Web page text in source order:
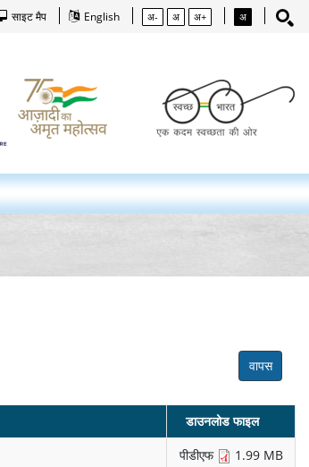
साइट मैप English अ- अ अ+ अ
वापस
डाउनलोड फाइल
पीडीएफ 1.99 MB